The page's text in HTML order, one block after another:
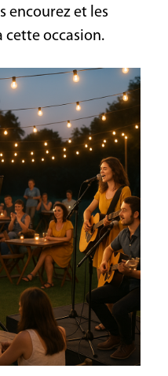
encourez et les
cette occasion.